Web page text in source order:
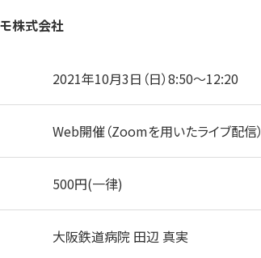
モ株式会社
2021年10月3日（日）8:50～12:20
Web開催（Zoomを用いたライブ配信）
500円(一律)
大阪鉄道病院 田辺 真実